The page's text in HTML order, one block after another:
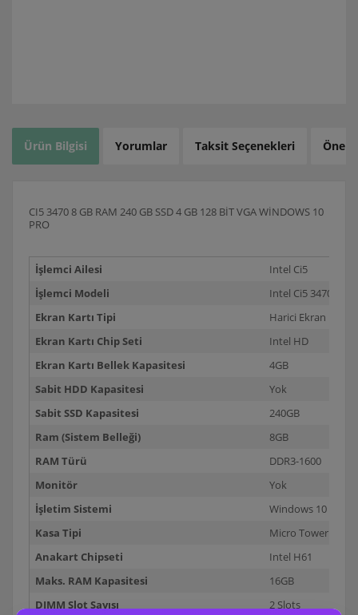
Ürün Bilgisi Yorumlar Taksit Seçenekleri
CI5 3470 8 GB RAM 240 GB SSD 4 GB 128 BİT VGA WİNDOWS 10
PRO
İşlemci Ailesi
Intel Ci5
İşlemci Modeli
Intel Ci5 3470 3.2
Ekran Kartı Tipi
Harici Ekran Kartı
Ekran Kartı Chip Seti
Intel HD
Ekran Kartı Bellek Kapasitesi
4GB
Sabit HDD Kapasitesi
Yok
Sabit SSD Kapasitesi
240GB
Ram (Sistem Belleği)
8GB
RAM Türü
DDR3-1600
Monitör
Yok
İşletim Sistemi
Windows 10 Pro
Kasa Tipi
Micro Tower
Anakart Chipseti
Intel H61
Maks. RAM Kapasitesi
16GB
DIMM Slot Sayısı
2 Slots